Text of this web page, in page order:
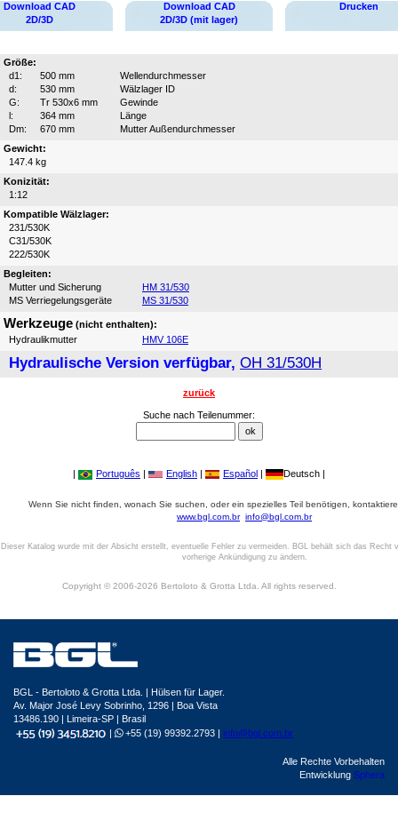
Download CAD
2D/3D
Download CAD
2D/3D (mit lager)
Drucken
Größe:
d1:
500 mm
Wellendurchmesser
d:
530 mm
Wälzlager ID
G:
Tr 530x6 mm
Gewinde
l:
364 mm
Länge
Dm:
670 mm
Mutter Außendurchmesser
Gewicht:
147.4 kg
Konizität:
1:12
Kompatible Wälzlager:
231/530K
C31/530K
222/530K
Begleiten:
Mutter und Sicherung
HM 31/530
MS Verriegelungsgeräte
MS 31/530
Werkzeuge (nicht enthalten):
Hydraulikmutter
HMV 106E
Hydraulische Version verfügbar, OH 31/530H
zurück
Suche nach Teilenummer:
| Português | English | Español | Deutsch |
Wenn Sie nicht finden, wonach Sie suchen, oder ein spezielles Teil benötigen,
www.bgl.com.br info@bgl.com.br
Dieser Katalog wurde mit der Absicht erstellt, eventuelle Fehler zu vermeiden. BGL behält sich das Recht
vorherige Ankündigung zu ändern.
Copyright © 2006-2026 Bertoloto & Grotta Ltda. All rights reserved.
BGL - Bertoloto & Grotta Ltda. | Hülsen für Lager.
Av. Major José Levy Sobrinho, 1296 | Boa Vista
13486.190 | Limeira-SP | Brasil
|
+55 (19) 99392.2793 | info@bgl.com.br
Alle Rechte Vorbehalten
Entwicklung Sphera